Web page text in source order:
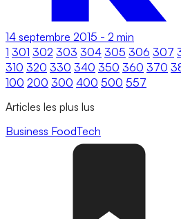
14 septembre 2015 - 2 min
1 301 302 303 304 305 306 307
310 320 330 340 350 360 370
100 200 300 400 500 557
Articles les plus lus
Business FoodTech